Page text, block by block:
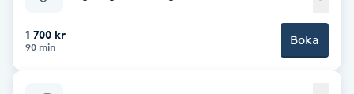
Babylights
Balayage
1 700 kr
90 min Boka